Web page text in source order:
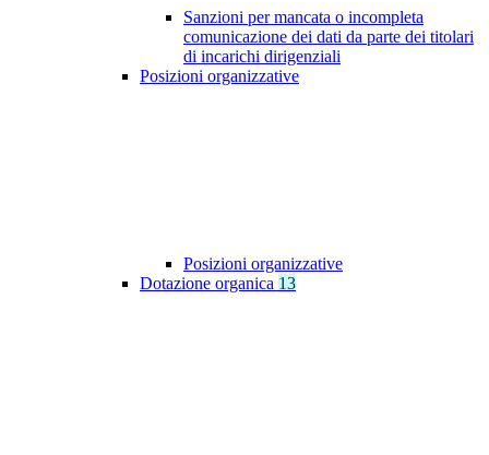
Sanzioni per mancata o incompleta
comunicazione dei dati da parte dei titolari
di incarichi dirigenziali
Posizioni organizzative
Posizioni organizzative
Dotazione organica 13